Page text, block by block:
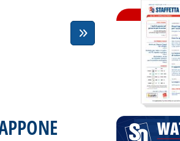
. Pubblicata martedì 26 febbraio 1991